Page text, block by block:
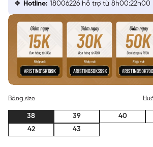
Bảng size
38 39 40
42
43
Hotline: 18006226 hỗ trợ từ 8h00:22h00